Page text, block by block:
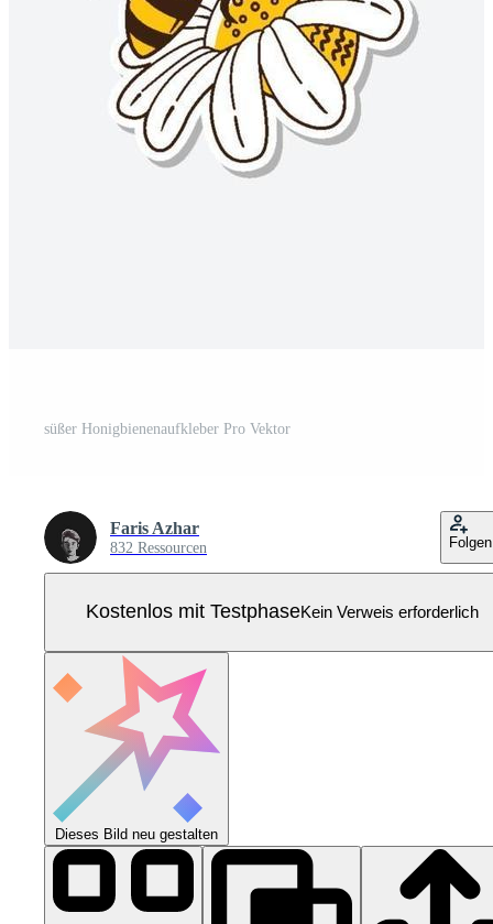
süßer Honigbienenaufkleber Pro Vektor
Faris Azhar
832 Ressourcen Folgen
Kostenlos mit TestphaseKein Verweis erforderlich
Dieses Bild neu gestalten